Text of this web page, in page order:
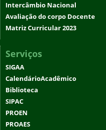
Intercâmbio Nacional
Avaliação do corpo Docente
Matriz Curricular 2023
Serviços
SIGAA
CalendárioAcadêmico
Biblioteca
SIPAC
PROEN
PROAES